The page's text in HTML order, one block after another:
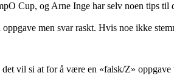
Cup, og Arne Inge har selv noen tips til
men svar raskt. Hvis noe ikke
vil si at for å være en «falsk/Z»